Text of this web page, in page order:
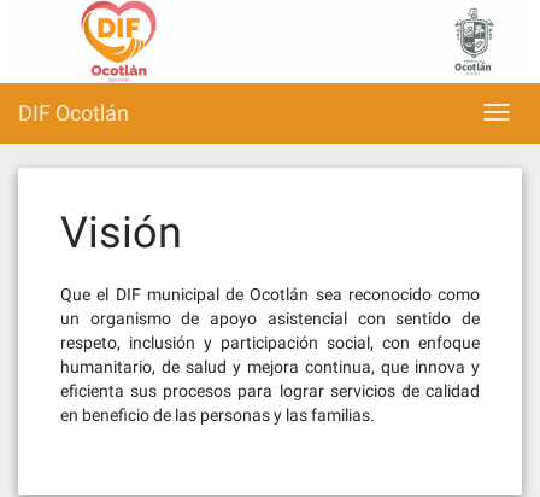
DIF Ocotlán
Visión
Que el DIF municipal de Ocotlán sea reconocido como
un organismo de apoyo asistencial con sentido de
respeto, inclusión y participación social, con enfoque
humanitario, de salud y mejora continua, que innova y
eficienta sus procesos para lograr servicios de calidad
en beneficio de las personas y las familias.